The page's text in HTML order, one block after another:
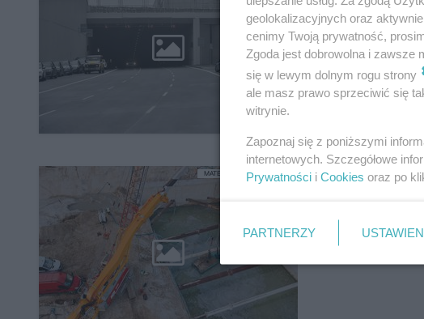
Wawer.
MATERIAŁ SPONSOROWANY
geolokalizacyjnych oraz
cenimy Twoją prywatność,
Zgoda jest dobrowolna i
się w lewym dolnym rogu strony
ale masz prawo sprzeciwić się
witrynie.
Zapoznaj się z poniższymi
internetowych. Szczegółowe
Prywatności i Cookies oraz po
PARTNERZY